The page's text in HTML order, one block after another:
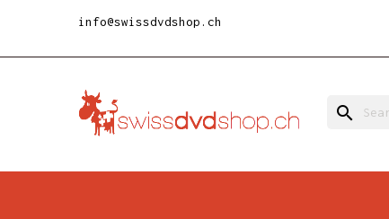
info@swissdvdshop.ch
search